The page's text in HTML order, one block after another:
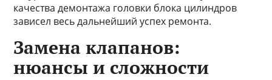
качества демонтажа головки блока цилиндров
зависел весь дальнейший успех ремонта.
Замена клапанов:
нюансы и сложности